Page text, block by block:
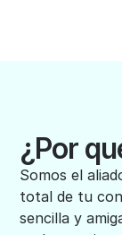
¿Por
Somos el
total de tu
sencilla y